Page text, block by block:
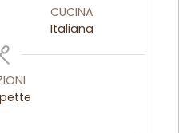
CUCINA
Italiana